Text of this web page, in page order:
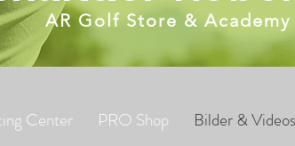
AR Golf Store & Academy
Center PRO Shop Bilder & Videos